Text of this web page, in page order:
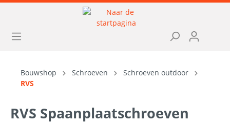
Bouwshop Schroeven
Schroeven outdoor
RVS
RVS Spaanplaatschroeven